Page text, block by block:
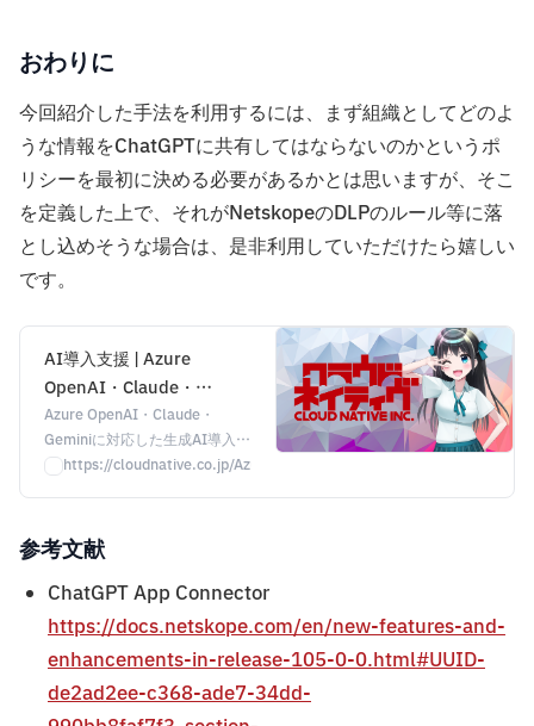
おわりに
今回紹介した手法を利用するには、まず組織としてどのよ
うな情報をChatGPTに共有してはならないのかというポ
リシーを最初に決める必要があるかとは思いますが、そこ
を定義した上で、それがNetskopeのDLPのルール等に落
とし込めそうな場合は、是非利用していただけたら嬉しい
です。
AI導入支援 | Azure
OpenAI・Claude・
Gemini対応 | 株式会社クラ
ウドネイティブ
Azure OpenAI・Claude・
Geminiに対応した生成AI導入支
援。セキュアな環境構築から
トータルで支援します。
https://cloudnative.co.jp/AzureOpenAI
参考文献
ChatGPT App Connector
https://docs.netskope.com/en/new-features-and-
enhancements-in-release-105-0-0.html#UUID-
de2ad2ee-c368-ade7-34dd-